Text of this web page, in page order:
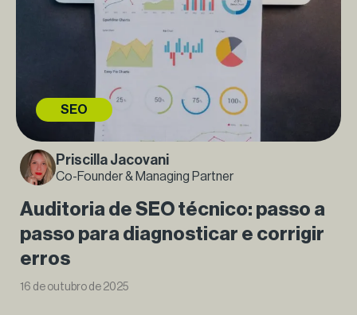
SEO
Priscilla Jacovani
Co-Founder & Managing Partner
Auditoria de SEO técnico: passo a
passo para diagnosticar e corrigir
erros
16 de outubro de 2025